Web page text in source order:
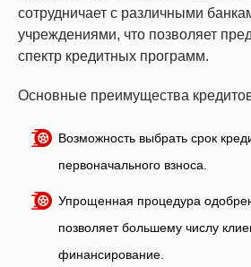
сотрудничает с различными
учреждениями, что позволяет
спектр кредитных программ.
Основные преимущества
Возможность выбрать срок
первоначального взноса.
Упрощенная процедура
позволяет большему числу
финансирование.